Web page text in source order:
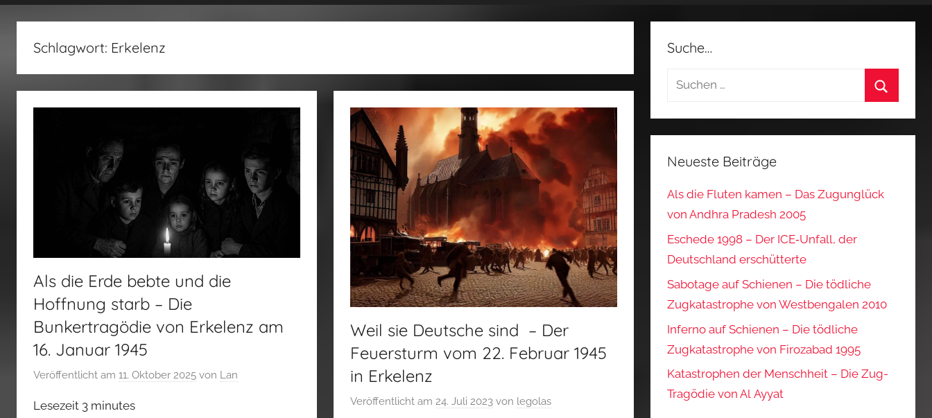
fertig…!
Schlagwort: Erkelenz
Als die Erde bebte und die
Hoffnung starb – Die
Bunkertragödie von Erkelenz am
16. Januar 1945
Veröffentlicht am 11. Oktober 2025 von Lan
Lesezeit 3 minutes
Weil sie Deutsche sind – Der
Feuersturm vom 22. Februar 1945
in Erkelenz
Veröffentlicht am24. Juli 2023 von legolas
Suche…
Suchen
Neueste Beiträge
Als die Fluten kamen – Das Zugunglück
von Andhra Pradesh 2005
Eschede 1998 – Der ICE‑Unfall, der
Deutschland erschütterte
Sabotage auf Schienen – Die tödliche
Zugkatastrophe von Westbengalen 2010
Inferno auf Schienen – Die tödliche
Zugkatastrophe von Firozabad 1995
Katastrophen der Menschheit – Die Zug-
Tragödie von Al Ayyat